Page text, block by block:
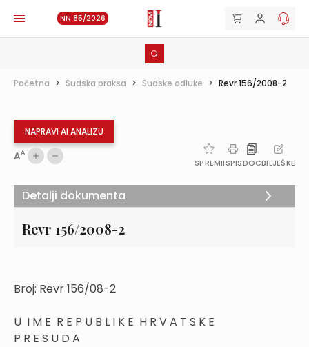
NN 85/2026
Početna > Sudska praksa > Sudske odluke > Revr 156/2008-2
NAPRAVI AI ANALIZU
AA
SPREMIISPISDOCBILJEŠKE
Revr 156/2008-2
Broj: Revr 156/08-2
U I M E R E P U B L I K E H R V A T S K E
P R E S U D A
Detalji dokumenta